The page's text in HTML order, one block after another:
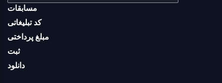
مسابقات
کد تبلیغاتی
مبلغ پرداختی
ثبت
دانلود